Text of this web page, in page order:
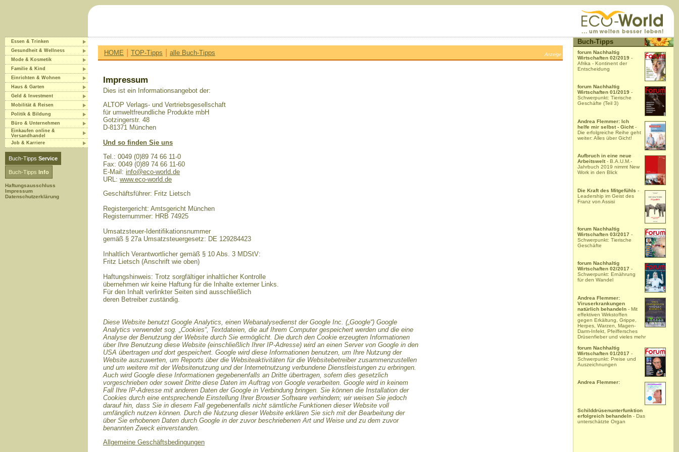
Essen & Trinken
Gesundheit & Wellness
Mode & Kosmetik
Familie & Kind
Einrichten & Wohnen
Haus & Garten
Geld & Investment
Mobilität & Reisen
Politik & Bildung
Büro & Unternehmen
Einkaufen online &
Versandhandel
Job & Karriere
Buch-Tipps Service
Buch-Tipps Info
Haftungsausschluss
Impressum
Datenschutzerklärung
HOME | TOP-Tipps | alle Buch-Tipps Anzeige
Impressum
Dies ist ein Informationsangebot der:
ALTOP Verlags- und Vertriebsgesellschaft
für umweltfreundliche Produkte mbH
Gotzingerstr. 48
D-81371 München
Und so finden Sie uns
Tel.: 0049 (0)89 74 66 11-0
Fax: 0049 (0)89 74 66 11-60
E-Mail: info@eco-world.de
URL: www.eco-world.de
Geschäftsführer: Fritz Lietsch
Registergericht: Amtsgericht München
Registernummer: HRB 74925
Umsatzsteuer-Identifikationsnummer
gemäß § 27a Umsatzsteuergesetz: DE 129284423
Inhaltlich Verantwortlicher gemäß § 10 Abs. 3 MDStV:
Fritz Lietsch (Anschrift wie oben)
Haftungshinweis: Trotz sorgfältiger inhaltlicher Kontrolle
übernehmen wir keine Haftung für die Inhalte externer Links.
Für den Inhalt verlinkter Seiten sind ausschließlich
deren Betreiber zuständig.
Diese Website benutzt Google Analytics, einen Webanalysedienst der Google Inc. („Google“) Google
Analytics verwendet sog. „Cookies“, Textdateien, die auf Ihrem Computer gespeichert werden und die eine
Analyse der Benutzung der Website durch Sie ermöglicht. Die durch den Cookie erzeugten Informationen
über Ihre Benutzung diese Website (einschließlich Ihrer IP-Adresse) wird an einen Server von Google in den
USA übertragen und dort gespeichert. Google wird diese Informationen benutzen, um Ihre Nutzung der
Website auszuwerten, um Reports über die Websiteaktivitäten für die Websitebetreiber zusammenzustellen
und um weitere mit der Websitenutzung und der Internetnutzung verbundene Dienstleistungen zu erbringen.
Auch wird Google diese Informationen gegebenenfalls an Dritte übertragen, sofern dies gesetzlich
vorgeschrieben oder soweit Dritte diese Daten im Auftrag von Google verarbeiten. Google wird in keinem
Fall Ihre IP-Adresse mit anderen Daten der Google in Verbindung bringen. Sie können die Installation der
Cookies durch eine entsprechende Einstellung Ihrer Browser Software verhindern; wir weisen Sie jedoch
darauf hin, dass Sie in diesem Fall gegebenenfalls nicht sämtliche Funktionen dieser Website voll
umfänglich nutzen können. Durch die Nutzung dieser Website erklären Sie sich mit der Bearbeitung der
über Sie erhobenen Daten durch Google in der zuvor beschriebenen Art und Weise und zu dem zuvor
benannten Zweck einverstanden.
Allgemeine Geschäftsbedingungen
Buch-Tipps
forum Nachhaltig
Wirtschaften 02/2019 -
Afrika - Kontinent der
Entscheidung
forum Nachhaltig
Wirtschaften 01/2019 -
Schwerpunkt: Tierische
Geschäfte (Teil 3)
Andrea Flemmer: Ich
helfe mir selbst - Gicht -
Die erfolgreiche Reihe geht
weiter: Alles über Gicht!
Aufbruch in eine neue
Arbeitswelt - B.A.U.M.-
Jahrbuch 2019 nimmt New
Work in den Blick
Die Kraft des Mitgefühls -
Leadership im Geist des
Franz von Assisi
forum Nachhaltig
Wirtschaften 03/2017 -
Schwerpunkt: Tierische
Geschäfte
forum Nachhaltig
Wirtschaften 02/2017 -
Schwerpunkt: Ernährung
für den Wandel
Andrea Flemmer:
Viruserkrankungen
natürlich behandeln - Mit
effektiven Wirkstoffen
gegen Erkältung, Grippe,
Herpes, Warzen, Magen-
Darm-Infekt, Pfeiffersches
Drüsenfieber und vieles mehr
forum Nachhaltig
Wirtschaften 01/2017 -
Schwerpunkt: Preise und
Auszeichnungen
Andrea Flemmer:
Schilddrüsenunterfunktion
erfolgreich behandeln - Das
unterschätzte Organ